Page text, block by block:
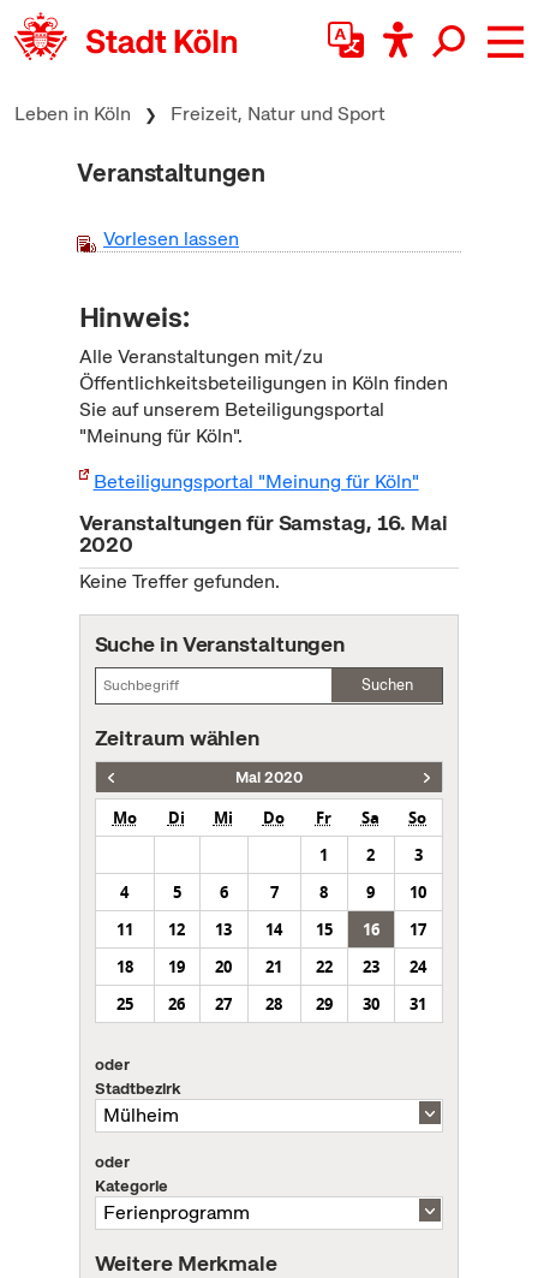
zum Inhalt springen
Leben in Köln Freizeit, Natur und Sport
Veranstaltungen
Vorlesen lassen
Hinweis:
Alle Veranstaltungen mit/zu
Öffentlichkeitsbeteiligungen in Köln finden
Sie auf unserem Beteiligungsportal
"Meinung für Köln".
Beteiligungsportal "Meinung für Köln"
Veranstaltungen für Samstag, 16. Mai
2020
Keine Treffer gefunden.
Suche in Veranstaltungen
Suchen
Zeitraum wählen
Mai 2020
Mo Di Mi Do Fr Sa
So
1
2
3
4
5 6 7 8 9
10
11
12 13 14 15 16
17
18
19 20 21 22 23
24
25
26 27 28 29 30 31
oder
Stadtbezirk
oder
Kategorie
Weitere Merkmale